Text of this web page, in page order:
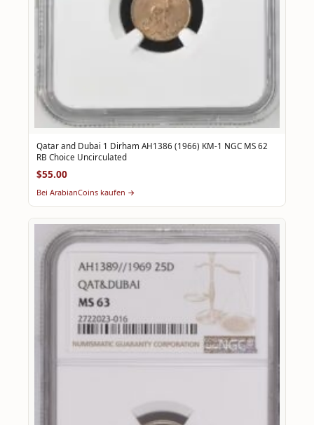
Qatar and Dubai 1 Dirham AH1386 (1966) KM-1 NGC MS 62
RB Choice Uncirculated
$55.00
Bei ArabianCoins kaufen →